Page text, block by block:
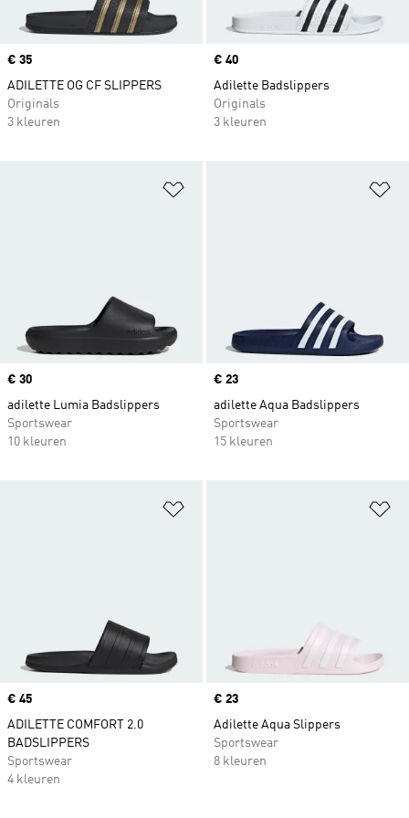
Price
€ 35
ADILETTE OG CF SLIPPERS
Originals
3 kleuren
Price
€ 40
Adilette Badslippers
Originals
3 kleuren
Price
€ 30
adilette Lumia Badslippers
Sportswear
10 kleuren
Price
€ 23
adilette Aqua Badslippers
Sportswear
15 kleuren
Price
€ 45
ADILETTE COMFORT 2.0
BADSLIPPERS
Sportswear
4 kleuren
Price
€ 23
Adilette Aqua Slippers
Sportswear
8 kleuren